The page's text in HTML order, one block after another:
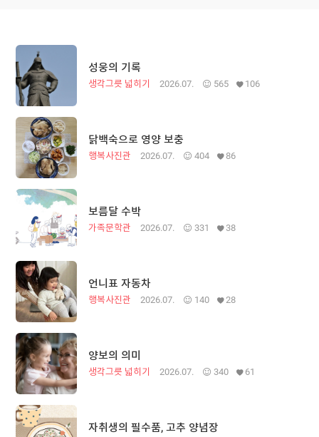
성웅의 기록
생각그릇 넓히기 2026.07. 565 106
닭백숙으로 영양 보충
행복사진관 2026.07. 404 86
보름달 수박
가족문학관 2026.07. 331 38
언니표 자동차
행복사진관 2026.07. 140 28
양보의 의미
생각그릇 넓히기 2026.07. 340 61
자취생의 필수품, 고추 양념장